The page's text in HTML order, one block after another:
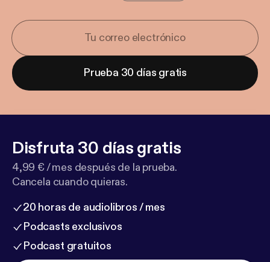
Prueba 30 días gratis
Disfruta 30 días gratis
4,99 € / mes después de la prueba.
Cancela cuando quieras.
20 horas de audiolibros / mes
Podcasts exclusivos
Podcast gratuitos